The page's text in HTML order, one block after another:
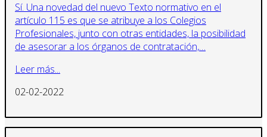
Sí. Una novedad del nuevo Texto normativo en el
artículo 115 es que se atribuye a los Colegios
Profesionales, junto con otras entidades, la posibilidad
de asesorar a los órganos de contratación,…
Leer más...
02-02-2022